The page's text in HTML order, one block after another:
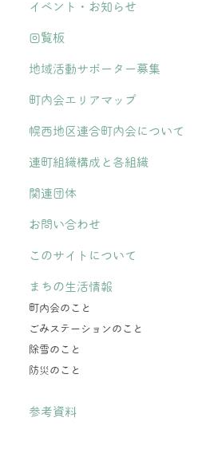
イベント・お知らせ
回覧板
地域活動サポーター募集
町内会エリアマップ
幌西地区連合町内会について
連町組織構成と各組織
関連団体
お問い合わせ
このサイトについて
まちの生活情報
町内会のこと
ごみステーションのこと
除雪のこと
防災のこと
参考資料